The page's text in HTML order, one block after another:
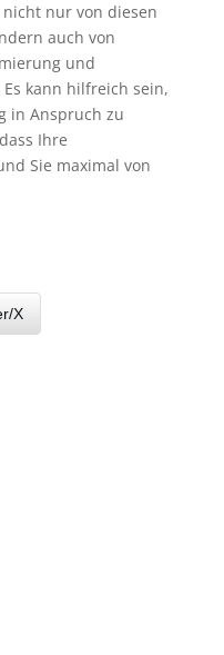
nur von diesen
auch von
und
kann hilfreich sein,
in Anspruch zu
Ihre
Sie maximal von
X